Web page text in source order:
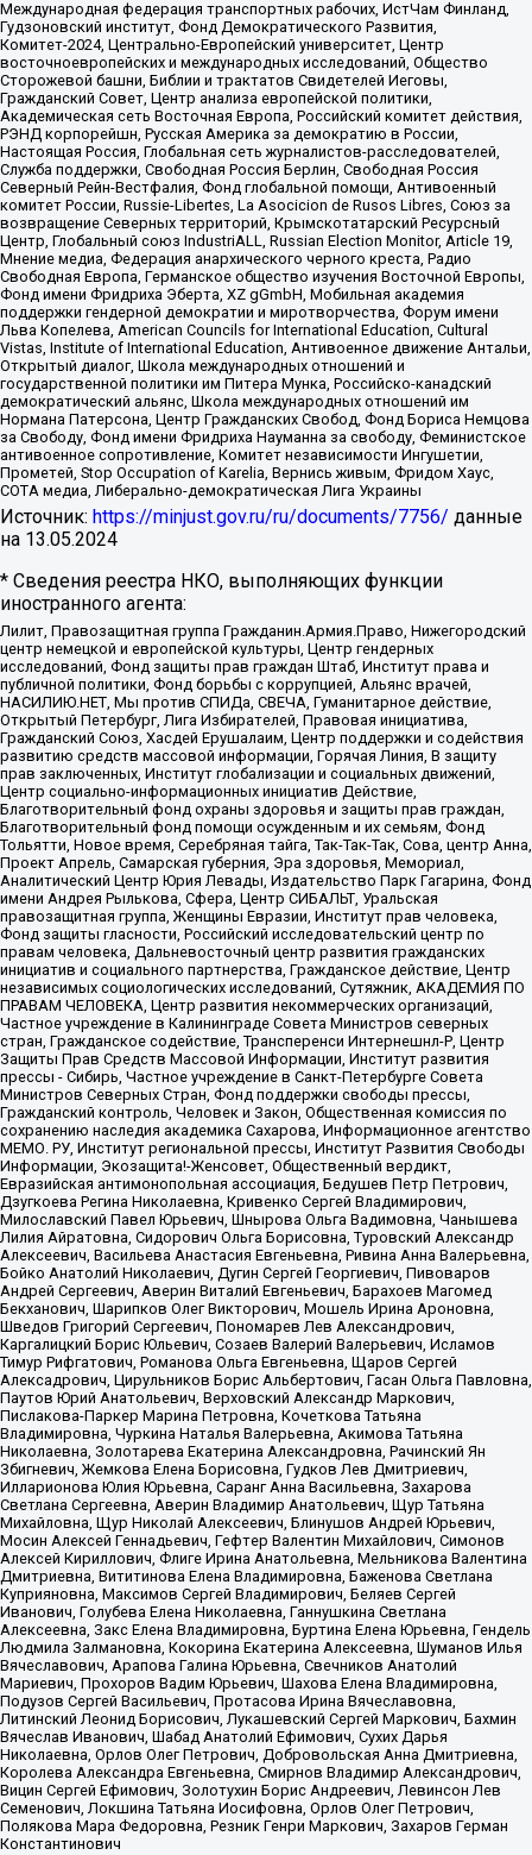
Международная федерация транспортных рабочих, ИстЧам Финланд,
Гудзоновский институт, Фонд Демократического Развития,
Комитет-2024, Центрально-Европейский университет, Центр
восточноевропейских и международных исследований, Общество
Сторожевой башни, Библии и трактатов Свидетелей Иеговы,
Гражданский Совет, Центр анализа европейской политики,
Академическая сеть Восточная Европа, Российский комитет действия,
РЭНД корпорейшн, Русская Америка за демократию в России,
Настоящая Россия, Глобальная сеть журналистов-расследователей,
Служба поддержки, Свободная Россия Берлин, Свободная Россия
Северный Рейн-Вестфалия, Фонд глобальной помощи, Антивоенный
комитет России, Russie-Libertes, La Asocicion de Rusos Libres, Союз за
возвращение Северных территорий, Крымскотатарский Ресурсный
Центр, Глобальный союз IndustriALL, Russian Election Monitor, Article 19,
Мнение медиа, Федерация анархического черного креста, Радио
Свободная Европа, Германское общество изучения Восточной Европы,
Фонд имени Фридриха Эберта, XZ gGmbH, Мобильная академия
поддержки гендерной демократии и миротворчества, Форум имени
Льва Копелева, American Councils for International Education, Cultural
Vistas, Institute of International Education, Антивоенное движение Антальи,
Открытый диалог, Школа международных отношений и
государственной политики им Питера Мунка, Российско-канадский
демократический альянс, Школа международных отношений им
Нормана Патерсона, Центр Гражданских Свобод, Фонд Бориса Немцова
за Свободу, Фонд имени Фридриха Науманна за свободу, Феминистское
антивоенное сопротивление, Комитет независимости Ингушетии,
Прометей, Stop Occupation of Karelia, Вернись живым, Фридом Хаус,
СОТА медиа, Либерально-демократическая Лига Украины
Источник: https://minjust.gov.ru/ru/documents/7756/ данные
на 13.05.2024
* Сведения реестра НКО, выполняющих функции
иностранного агента:
Лилит, Правозащитная группа Гражданин.Армия.Право, Нижегородский
центр немецкой и европейской культуры, Центр гендерных
исследований, Фонд защиты прав граждан Штаб, Институт права и
публичной политики, Фонд борьбы с коррупцией, Альянс врачей,
НАСИЛИЮ.НЕТ, Мы против СПИДа, СВЕЧА, Гуманитарное действие,
Открытый Петербург, Лига Избирателей, Правовая инициатива,
Гражданский Союз, Хасдей Ерушалаим, Центр поддержки и содействия
развитию средств массовой информации, Горячая Линия, В защиту
прав заключенных, Институт глобализации и социальных движений,
Центр социально-информационных инициатив Действие,
Благотворительный фонд охраны здоровья и защиты прав граждан,
Благотворительный фонд помощи осужденным и их семьям, Фонд
Тольятти, Новое время, Серебряная тайга, Так-Так-Так, Сова, центр Анна,
Проект Апрель, Самарская губерния, Эра здоровья, Мемориал,
Аналитический Центр Юрия Левады, Издательство Парк Гагарина, Фонд
имени Андрея Рылькова, Сфера, Центр СИБАЛЬТ, Уральская
правозащитная группа, Женщины Евразии, Институт прав человека,
Фонд защиты гласности, Российский исследовательский центр по
правам человека, Дальневосточный центр развития гражданских
инициатив и социального партнерства, Гражданское действие, Центр
независимых социологических исследований, Сутяжник, АКАДЕМИЯ ПО
ПРАВАМ ЧЕЛОВЕКА, Центр развития некоммерческих организаций,
Частное учреждение в Калининграде Совета Министров северных
стран, Гражданское содействие, Трансперенси Интернешнл-Р, Центр
Защиты Прав Средств Массовой Информации, Институт развития
прессы - Сибирь, Частное учреждение в Санкт-Петербурге Совета
Министров Северных Стран, Фонд поддержки свободы прессы,
Гражданский контроль, Человек и Закон, Общественная комиссия по
сохранению наследия академика Сахарова, Информационное агентство
МЕМО. РУ, Институт региональной прессы, Институт Развития Свободы
Информации, Экозащита!-Женсовет, Общественный вердикт,
Евразийская антимонопольная ассоциация, Бедушев Петр Петрович,
Дзугкоева Регина Николаевна, Кривенко Сергей Владимирович,
Милославский Павел Юрьевич, Шнырова Ольга Вадимовна, Чанышева
Лилия Айратовна, Сидорович Ольга Борисовна, Туровский Александр
Алексеевич, Васильева Анастасия Евгеньевна, Ривина Анна Валерьевна,
Бойко Анатолий Николаевич, Дугин Сергей Георгиевич, Пивоваров
Андрей Сергеевич, Аверин Виталий Евгеньевич, Барахоев Магомед
Бекханович, Шарипков Олег Викторович, Мошель Ирина Ароновна,
Шведов Григорий Сергеевич, Пономарев Лев Александрович,
Каргалицкий Борис Юльевич, Созаев Валерий Валерьевич, Исламов
Тимур Рифгатович, Романова Ольга Евгеньевна, Щаров Сергей
Алексадрович, Цирульников Борис Альбертович, Гасан Ольга Павловна,
Паутов Юрий Анатольевич, Верховский Александр Маркович,
Пислакова-Паркер Марина Петровна, Кочеткова Татьяна
Владимировна, Чуркина Наталья Валерьевна, Акимова Татьяна
Николаевна, Золотарева Екатерина Александровна, Рачинский Ян
Збигневич, Жемкова Елена Борисовна, Гудков Лев Дмитриевич,
Илларионова Юлия Юрьевна, Саранг Анна Васильевна, Захарова
Светлана Сергеевна, Аверин Владимир Анатольевич, Щур Татьяна
Михайловна, Щур Николай Алексеевич, Блинушов Андрей Юрьевич,
Мосин Алексей Геннадьевич, Гефтер Валентин Михайлович, Симонов
Алексей Кириллович, Флиге Ирина Анатольевна, Мельникова Валентина
Дмитриевна, Вититинова Елена Владимировна, Баженова Светлана
Куприяновна, Максимов Сергей Владимирович, Беляев Сергей
Иванович, Голубева Елена Николаевна, Ганнушкина Светлана
Алексеевна, Закс Елена Владимировна, Буртина Елена Юрьевна, Гендель
Людмила Залмановна, Кокорина Екатерина Алексеевна, Шуманов Илья
Вячеславович, Арапова Галина Юрьевна, Свечников Анатолий
Мариевич, Прохоров Вадим Юрьевич, Шахова Елена Владимировна,
Подузов Сергей Васильевич, Протасова Ирина Вячеславовна,
Литинский Леонид Борисович, Лукашевский Сергей Маркович, Бахмин
Вячеслав Иванович, Шабад Анатолий Ефимович, Сухих Дарья
Николаевна, Орлов Олег Петрович, Добровольская Анна Дмитриевна,
Королева Александра Евгеньевна, Смирнов Владимир Александрович,
Вицин Сергей Ефимович, Золотухин Борис Андреевич, Левинсон Лев
Семенович, Локшина Татьяна Иосифовна, Орлов Олег Петрович,
Полякова Мара Федоровна, Резник Генри Маркович, Захаров Герман
Константинович